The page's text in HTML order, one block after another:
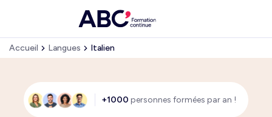
Accueil Langues Italien
+1000 personnes formées par an !